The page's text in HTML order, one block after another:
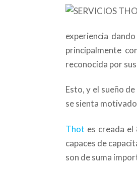
experiencia
principalmente
reconocida por
Esto, y el sueño
se sienta
Thot es creada
capaces de
son de suma